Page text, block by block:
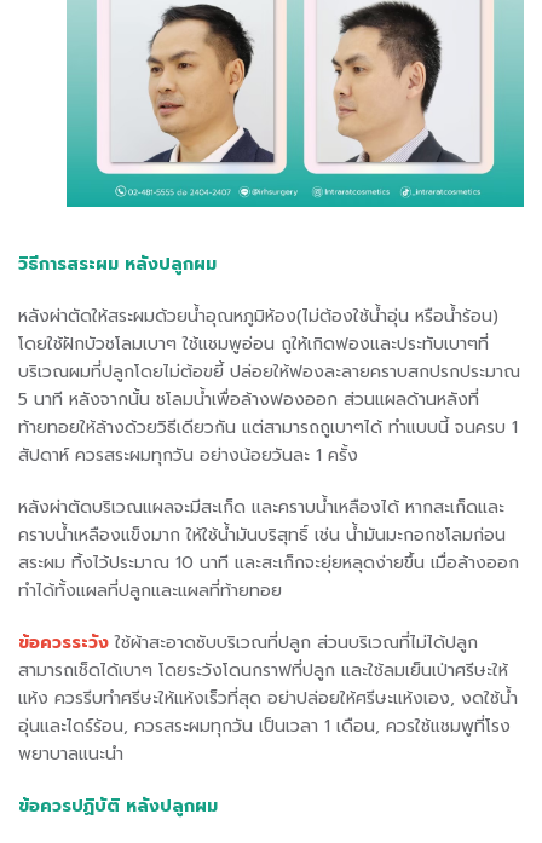
วิธีการสระผม หลังปลูกผม
หลังผ่าตัดให้สระผมด้วยน้ำอุณหภูมิห้อง(ไม่ต้องใช้น้ำอุ่น หรือน้ำร้อน)
โดยใช้ฝักบัวชโลมเบาๆ ใช้แชมพูอ่อน ถูให้เกิดฟองและประทับเบาๆที่
บริเวณผมที่ปลูกโดยไม่ต้อขยี้ ปล่อยให้ฟองละลายคราบสกปรกประมาณ
5 นาที หลังจากนั้น ชโลมน้ำเพื่อล้างฟองออก ส่วนแผลด้านหลังที่
ท้ายทอยให้ล้างด้วยวิธีเดียวกัน แต่สามารถถูเบาๆได้ ทำแบบนี้ จนครบ 1
สัปดาห์ ควรสระผมทุกวัน อย่างน้อยวันละ 1 ครั้ง
หลังผ่าตัดบริเวณแผลจะมีสะเก็ด และคราบน้ำเหลืองได้ หากสะเก็ดและ
คราบน้ำเหลืองแข็งมาก ให้ใช้น้ำมันบริสุทธิ์ เช่น น้ำมันมะกอกชโลมก่อน
สระผม ทิ้งไว้ประมาณ 10 นาที และสะเก็กจะยุ่ยหลุดง่ายขึ้น เมื่อล้างออก
ทำได้ทั้งแผลที่ปลูกและแผลที่ท้ายทอย
ข้อควรระวังใช้ผ้าสะอาดซับบริเวณที่ปลูก ส่วนบริเวณที่ไม่ได้ปลูก
สามารถเช็ดได้เบาๆ โดยระวังโดนกราฟที่ปลูก และใช้ลมเย็นเป่าศรีษะให้
แห้ง ควรรีบทำศรีษะให้แห้งเร็วที่สุด อย่าปล่อยให้ศรีษะแห้งเอง, งดใช้น้ำ
อุ่นและไดร์ร้อน, ควรสระผมทุกวัน เป็นเวลา 1 เดือน, ควรใช้แชมพูที่โรง
พยาบาลแนะนำ
ข้อควรปฏิบัติ หลังปลูกผม